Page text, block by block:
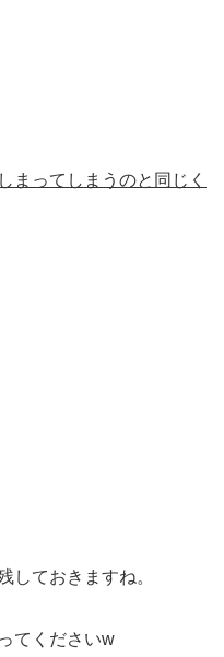
まってしまうのと同じく
しておきますね。
てくださいw